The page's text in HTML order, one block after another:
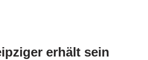
erhält sein